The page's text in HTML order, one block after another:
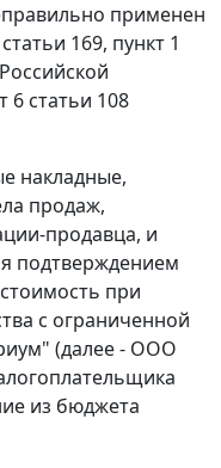
применен
169, пункт 1
6 статьи 108
накладные,
продаж,
продавца, и
подтверждением
при
с ограниченной
(далее - ООО
из бюджета